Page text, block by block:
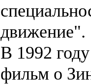
движение".
В 1992
фильм о